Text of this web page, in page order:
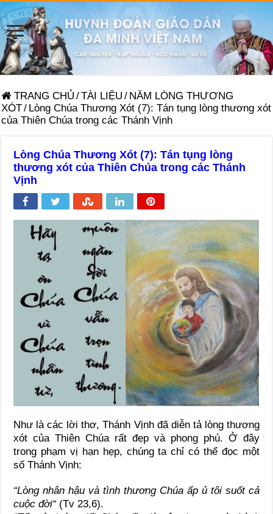
TRANG CHỦ /TÀI LIỆU / NĂM LÒNG THƯƠNG
XÓT/ Lòng Chúa Thương Xót (7): Tán tụng lòng thương xót
của Thiên Chúa trong các Thánh Vịnh
Lòng Chúa Thương Xót (7): Tán tụng lòng
thương xót của Thiên Chúa trong các Thánh
Vịnh
Như là các lời thơ, Thánh Vịnh đã diễn tả lòng thương
xót của Thiên Chúa rất đẹp và phong phú. Ở đây
trong phạm vị hạn hẹp, chúng ta chỉ có thể đọc một
số Thánh Vịnh:
“Lòng nhân hậu và tình thương Chúa ấp ủ tôi suốt cả
cuộc đời“ (Tv 23,6).